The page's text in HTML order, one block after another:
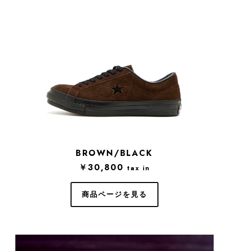
BROWN/BLACK
￥30,800 tax in
商品ページを見る